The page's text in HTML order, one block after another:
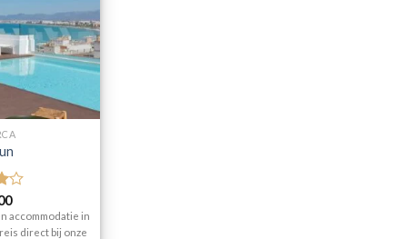
accommodatie in
direct bij onze